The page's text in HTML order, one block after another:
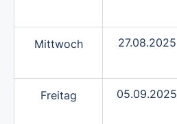
Mittwoch 27.08.2025
Freitag 05.09.2025